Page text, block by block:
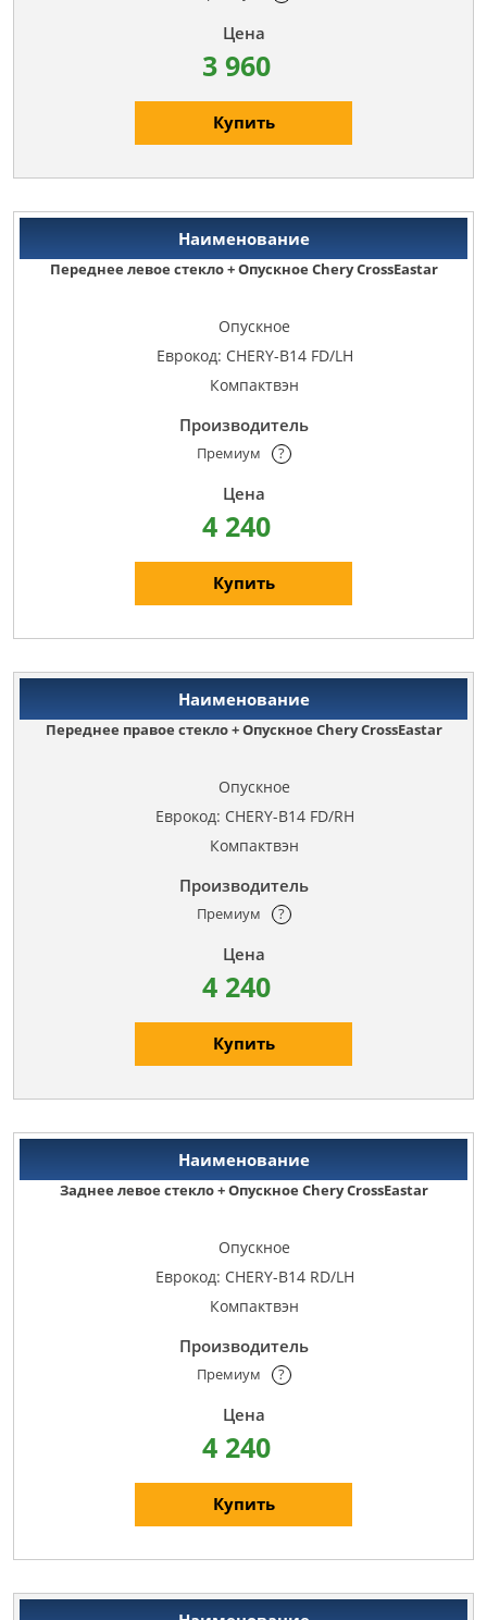
3 960
Купить
Переднее левое стекло + Опускное Chery CrossEastar
Опускное
Еврокод: CHERY-B14 FD/LH
Компактвэн
Премиум ?
4 240
Купить
Переднее правое стекло + Опускное Chery CrossEastar
Опускное
Еврокод: CHERY-B14 FD/RH
Компактвэн
Премиум ?
4 240
Купить
Заднее левое стекло + Опускное Chery CrossEastar
Опускное
Еврокод: CHERY-B14 RD/LH
Компактвэн
Премиум ?
4 240
Купить